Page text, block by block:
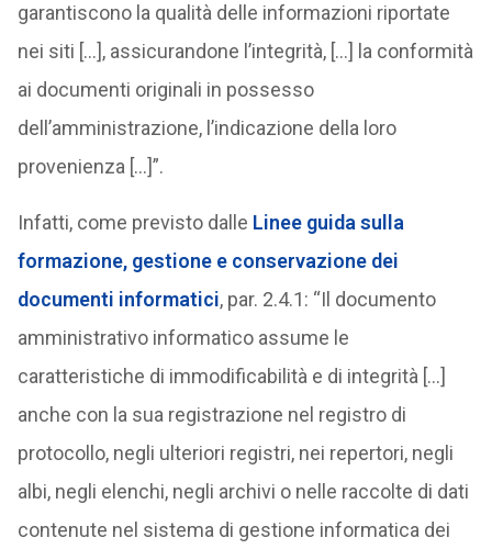
garantiscono la qualità delle informazioni riportate
nei siti […], assicurandone l’integrità, […] la conformità
ai documenti originali in possesso
dell’amministrazione, l’indicazione della loro
provenienza […]”.
Infatti, come previsto dalle Linee guida sulla
formazione, gestione e conservazione dei
documenti informatici, par. 2.4.1: “Il documento
amministrativo informatico assume le
caratteristiche di immodificabilità e di integrità […]
anche con la sua registrazione nel registro di
protocollo, negli ulteriori registri, nei repertori, negli
albi, negli elenchi, negli archivi o nelle raccolte di dati
contenute nel sistema di gestione informatica dei